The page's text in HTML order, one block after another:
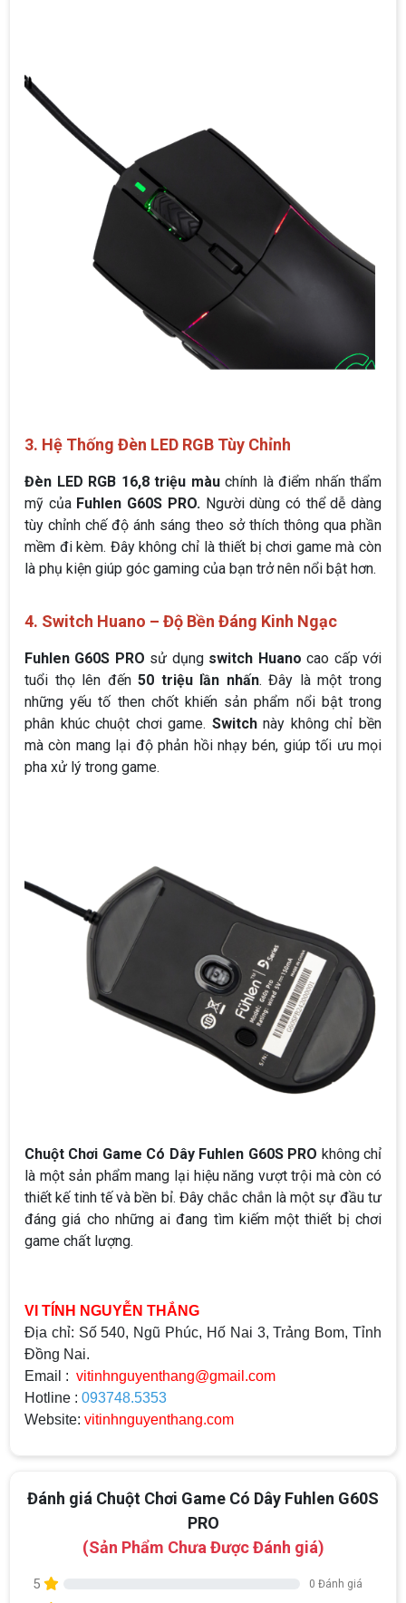
3. Hệ Thống Đèn LED RGB Tùy Chỉnh
Đèn LED RGB 16,8 triệu màuchính là điểm nhấn thẩm
mỹ củaFuhlen G60S PRO. Người dùng có thể dễ dàng
tùy chỉnh chế độ ánh sáng theo sở thích thông qua phần
mềm đi kèm. Đây không chỉ là thiết bị chơi game mà còn
là phụ kiện giúp góc gaming của bạn trở nên nổi bật hơn.
4. Switch Huano – Độ Bền Đáng Kinh Ngạc
Fuhlen G60S PRO sử dụng switch Huanocao cấp với
tuổi thọ lên đến50 triệu lần nhấn. Đây là một trong
những yếu tố then chốt khiến sản phẩm nổi bật trong
phân khúc chuột chơi game. Switchnày không chỉ bền
mà còn mang lại độ phản hồi nhạy bén, giúp tối ưu mọi
pha xử lý trong game.
Chuột Chơi Game Có Dây Fuhlen G60S PRO không chỉ
là một sản phẩm mang lại hiệu năng vượt trội mà còn có
thiết kế tinh tế và bền bỉ. Đây chắc chắn là một sự đầu tư
đáng giá cho những ai đang tìm kiếm một thiết bị chơi
game chất lượng.
VI TÍNH NGUYỄN THẮNG
Địa chỉ: Số 540, Ngũ Phúc, Hố Nai 3, Trảng Bom, Tỉnh
Đồng Nai.
Email : vitinhnguyenthang@gmail.com
Hotline : 093748.5353
Website: vitinhnguyenthang.com
Đánh giá Chuột Chơi Game Có Dây Fuhlen G60S
PRO
(Sản Phẩm Chưa Được Đánh giá)
5 0 Đánh giá